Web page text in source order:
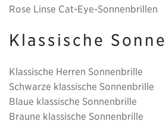
Rose Linse Cat-Eye-Sonnenbrillen
Klassische
Klassische Herren Sonnenbrille
Schwarze klassische Sonnenbrille
Blaue klassische Sonnenbrille
Braune klassische Sonnenbrille